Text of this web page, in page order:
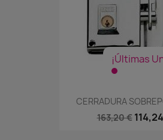
¡Últimas
CERRADURA
163,20 €